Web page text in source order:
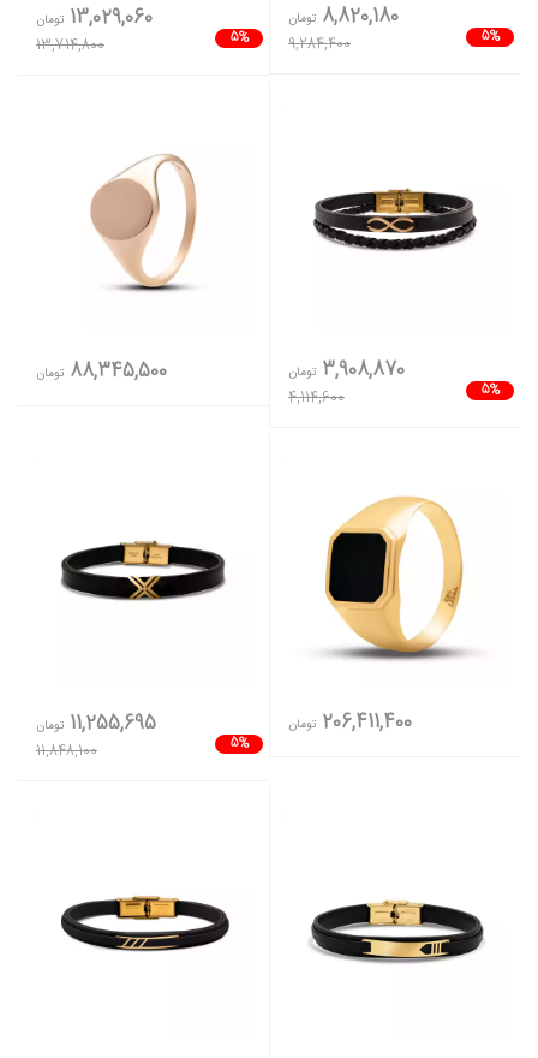
5%
8,820,180 تومان
9,284,400
5%
13,029,060 تومان
13,714,800
5%
3,908,870 تومان
4,114,600
88,345,500 تومان
206,411,400 تومان
5%
11,255,695 تومان
11,848,100